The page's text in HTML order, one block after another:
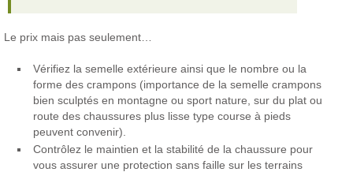
Le prix mais pas seulement…
Vérifiez la semelle extérieure ainsi que le nombre ou la
forme des crampons (importance de la semelle crampons
bien sculptés en montagne ou sport nature, sur du plat ou
route des chaussures plus lisse type course à pieds
peuvent convenir).
Contrôlez le maintien et la stabilité de la chaussure pour
vous assurer une protection sans faille sur les terrains